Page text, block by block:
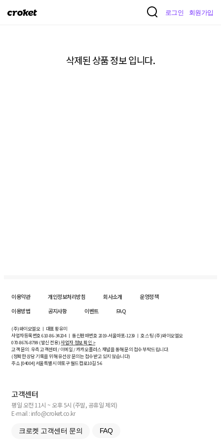
크
로그인 회원가입
삭제된 상품 정보 입니다.
이용약관 개인정보처리방침 회사소개
운영정책
이용방법
공지사항 이벤트 FAQ
(주)와이오엘오 ㅣ 대표 황유미
사업자등록번호610-86-34204ㅣ 통신판매번호 2019-서울마포-1239 ㅣ 호스팅 (주)와이오엘오
070-8676-8799 (발신 전용)사업자 정보 확인 >
고객 문의: 우측 고객센터 / 이메일 / 카카오플러스 채널을 통해 문의 접수 부탁드립니다.
(정확한 상담 기록을 위해 유선상 문의는 접수받고 있지 않습니다)
주소 [04004] 서울특별시 마포구 월드컵로10길5-6
고객센터
평일 오전 11시 ~ 오후 5시 (주말, 공휴일 제외)
E-mail : info@croket.co.kr
크로켓 고객센터 문의 FAQ